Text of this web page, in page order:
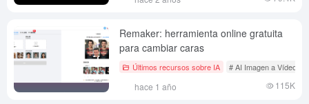
Remaker: herramienta online gratuita
para cambiar caras
Últimos recursos sobre IA # AI Imagen a Vídeo
hace 1 año 115K